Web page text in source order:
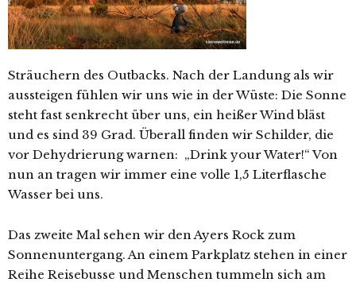
Sträuchern des Outbacks. Nach der Landung als wir
aussteigen fühlen wir uns wie in der Wüste: Die Sonne
steht fast senkrecht über uns, ein heißer Wind bläst
und es sind 39 Grad. Überall finden wir Schilder, die
vor Dehydrierung warnen: „Drink your Water!“ Von
nun an tragen wir immer eine volle 1,5 Literflasche
Wasser bei uns.
Das zweite Mal sehen wir den Ayers Rock zum
Sonnenuntergang. An einem Parkplatz stehen in einer
Reihe Reisebusse und Menschen tummeln sich am